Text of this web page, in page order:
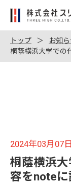
株
会
社
ス
トップ
お知
桐蔭横浜大学での
2024年03月07日
桐蔭横浜
容をnote